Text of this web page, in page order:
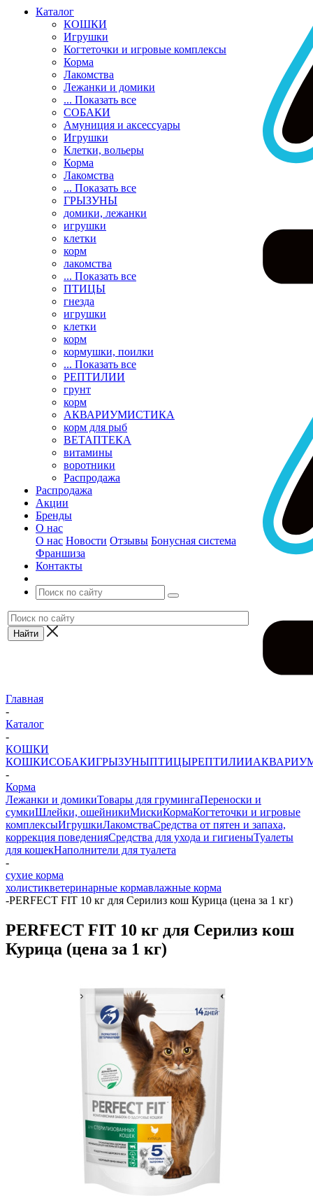
Каталог
КОШКИ
Игрушки
Когтеточки и игровые комплексы
Корма
Лакомства
Лежанки и домики
... Показать все
СОБАКИ
Амуниция и аксессуары
Игрушки
Клетки, вольеры
Корма
Лакомства
... Показать все
ГРЫЗУНЫ
домики, лежанки
игрушки
клетки
корм
лакомства
... Показать все
ПТИЦЫ
гнезда
игрушки
клетки
корм
кормушки, поилки
... Показать все
РЕПТИЛИИ
грунт
корм
АКВАРИУМИСТИКА
корм для рыб
ВЕТАПТЕКА
витамины
воротники
Распродажа
Распродажа
Акции
Бренды
О нас
О нас Новости Отзывы Бонусная система
Франшиза
Контакты
Главная
-
Каталог
-
КОШКИ
КОШКИСОБАКИГРЫЗУНЫПТИЦЫРЕПТИЛИИ
-
Корма
Лежанки и домикиТовары для грумингаПереноски и
сумкиШлейки, ошейникиМискиКормаКогтеточки и игровые
комплексыИгрушкиЛакомстваСредства от пятен и запаха,
коррекция поведенияСредства для ухода и гигиеныТуалеты
для кошекНаполнители для туалета
-
сухие корма
холистикветеринарные кормавлажные корма
-PERFECT FIT 10 кг для Серилиз кош Курица (цена за 1 кг)
PERFECT FIT 10 кг для Серилиз кош
Курица (цена за 1 кг)